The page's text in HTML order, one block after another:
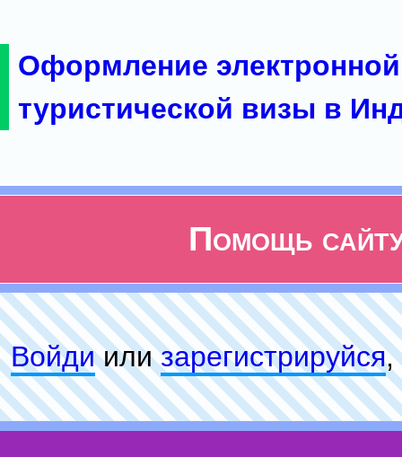
Оформление электронной
туристической визы в
Помощь
Войдиилизарeгиcтpируйся,